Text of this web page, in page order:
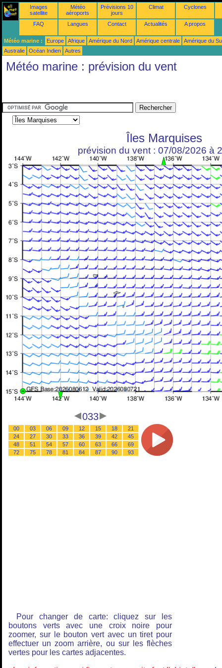
Images
satellite
Météo
aéroports
Prévisions 10
jours
Climat Cyclones
FAQ Langues Contact Actualités A propos
Météo marine : Europe Afrique Amérique du Nord Amérique centrale
Amérique du
Australie
Océan Indien Autres
Météo marine : prévision du vent
Îles Marquises
prévision du vent : 07/08/2026 à
033
00 03 06 09 12 15 18
21
24
27 30 33 36 39 42
45
48
51 54 57 60 63 66
69
72
75 78 81 84 87 90 93
Pour changer de carte: cliquez sur les
boutons verts avec une croix noire pour
zoomer, sur le bouton vert avec un tiret pour
effectuer un zoom arrière, ou sur les flèches
vertes pour les cartes adjacentes.